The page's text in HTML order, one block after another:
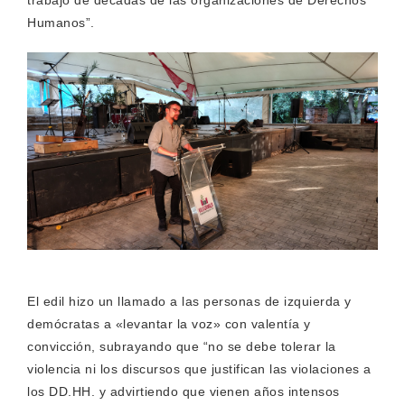
Humanos”.
El edil hizo un llamado a las personas de izquierda y
demócratas a «levantar la voz» con valentía y
convicción, subrayando que “no se debe tolerar la
violencia ni los discursos que justifican las violaciones a
los DD.HH. y advirtiendo que vienen años intensos